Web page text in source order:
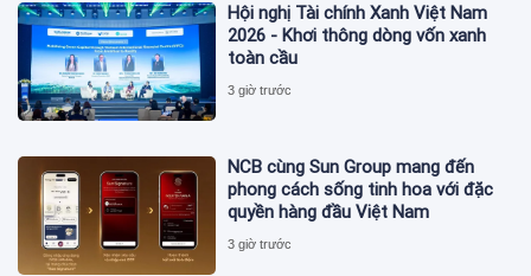
Hội nghị Tài chính Xanh Việt Nam
2026 - Khơi thông dòng vốn xanh
toàn cầu
3 giờ trước
NCB cùng Sun Group mang đến
phong cách sống tinh hoa với đặc
quyền hàng đầu Việt Nam
3 giờ trước